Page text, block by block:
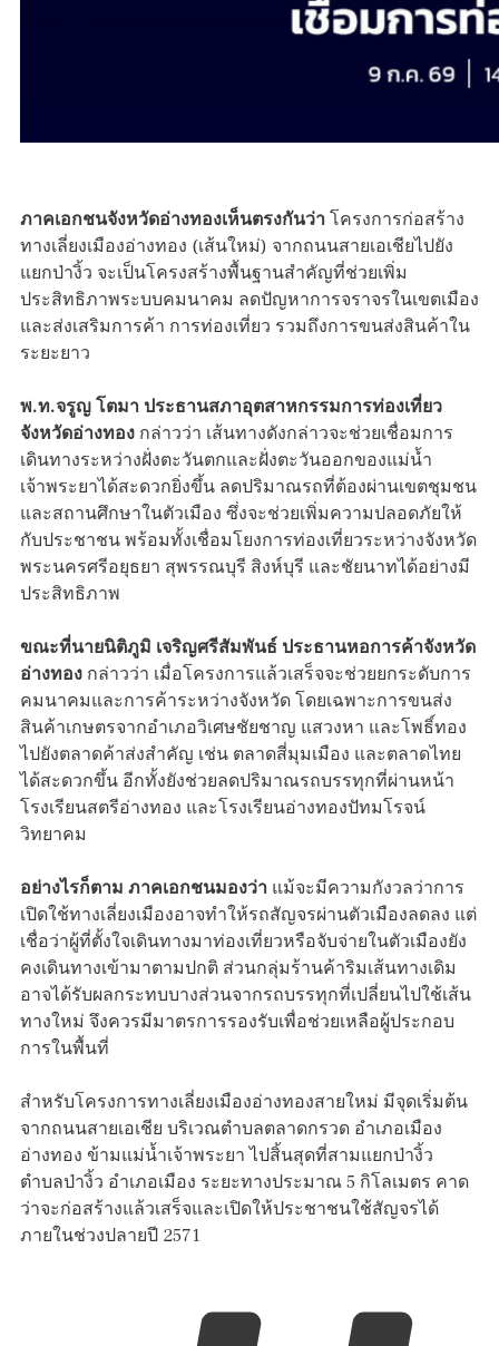
ภาคเอกชนจังหวัดอ่างทองเห็นตรงกันว่า โครงการก่อสร้าง
ทางเลี่ยงเมืองอ่างทอง (เส้นใหม่) จากถนนสายเอเชียไปยัง
แยกป่างิ้ว จะเป็นโครงสร้างพื้นฐานสำคัญที่ช่วยเพิ่ม
ประสิทธิภาพระบบคมนาคม ลดปัญหาการจราจรในเขตเมือง
และส่งเสริมการค้า การท่องเที่ยว รวมถึงการขนส่งสินค้าใน
ระยะยาว
พ.ท.จรูญ โตมา ประธานสภาอุตสาหกรรมการท่องเที่ยว
จังหวัดอ่างทอง กล่าวว่า เส้นทางดังกล่าวจะช่วยเชื่อมการ
เดินทางระหว่างฝั่งตะวันตกและฝั่งตะวันออกของแม่น้ำ
เจ้าพระยาได้สะดวกยิ่งขึ้น ลดปริมาณรถที่ต้องผ่านเขตชุมชน
และสถานศึกษาในตัวเมือง ซึ่งจะช่วยเพิ่มความปลอดภัยให้
กับประชาชน พร้อมทั้งเชื่อมโยงการท่องเที่ยวระหว่างจังหวัด
พระนครศรีอยุธยา สุพรรณบุรี สิงห์บุรี และชัยนาทได้อย่างมี
ประสิทธิภาพ
ขณะที่นายนิติภูมิ เจริญศรีสัมพันธ์ ประธานหอการค้าจังหวัด
อ่างทอง กล่าวว่า เมื่อโครงการแล้วเสร็จจะช่วยยกระดับการ
คมนาคมและการค้าระหว่างจังหวัด โดยเฉพาะการขนส่ง
สินค้าเกษตรจากอำเภอวิเศษชัยชาญ แสวงหา และโพธิ์ทอง
ไปยังตลาดค้าส่งสำคัญ เช่น ตลาดสี่มุมเมือง และตลาดไทย
ได้สะดวกขึ้น อีกทั้งยังช่วยลดปริมาณรถบรรทุกที่ผ่านหน้า
โรงเรียนสตรีอ่างทอง และโรงเรียนอ่างทองปัทมโรจน์
วิทยาคม
อย่างไรก็ตาม ภาคเอกชนมองว่า แม้จะมีความกังวลว่าการ
เปิดใช้ทางเลี่ยงเมืองอาจทำให้รถสัญจรผ่านตัวเมืองลดลง แต่
เชื่อว่าผู้ที่ตั้งใจเดินทางมาท่องเที่ยวหรือจับจ่ายในตัวเมืองยัง
คงเดินทางเข้ามาตามปกติ ส่วนกลุ่มร้านค้าริมเส้นทางเดิม
อาจได้รับผลกระทบบางส่วนจากรถบรรทุกที่เปลี่ยนไปใช้เส้น
ทางใหม่ จึงควรมีมาตรการรองรับเพื่อช่วยเหลือผู้ประกอบ
การในพื้นที่
สำหรับโครงการทางเลี่ยงเมืองอ่างทองสายใหม่ มีจุดเริ่มต้น
จากถนนสายเอเชีย บริเวณตำบลตลาดกรวด อำเภอเมือง
อ่างทอง ข้ามแม่น้ำเจ้าพระยา ไปสิ้นสุดที่สามแยกป่างิ้ว
ตำบลป่างิ้ว อำเภอเมือง ระยะทางประมาณ 5 กิโลเมตร คาด
ว่าจะก่อสร้างแล้วเสร็จและเปิดให้ประชาชนใช้สัญจรได้
ภายในช่วงปลายปี 2571